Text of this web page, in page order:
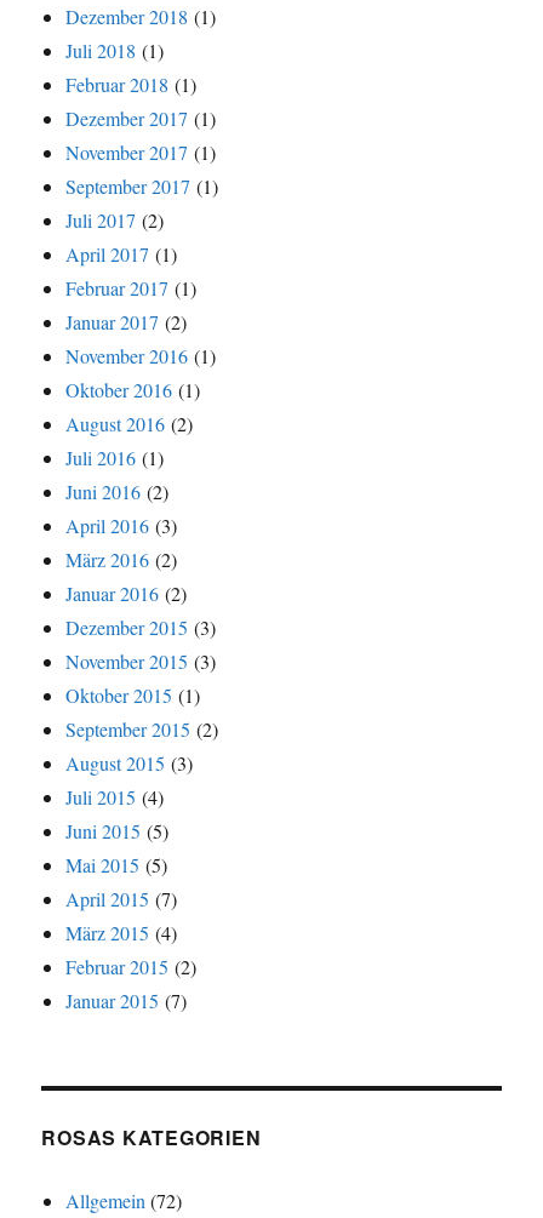
Dezember 2018 (1)
Juli 2018 (1)
Februar 2018 (1)
Dezember 2017 (1)
November 2017 (1)
September 2017 (1)
Juli 2017 (2)
April 2017 (1)
Februar 2017 (1)
Januar 2017 (2)
November 2016 (1)
Oktober 2016 (1)
August 2016 (2)
Juli 2016 (1)
Juni 2016 (2)
April 2016 (3)
März 2016 (2)
Januar 2016 (2)
Dezember 2015 (3)
November 2015 (3)
Oktober 2015 (1)
September 2015 (2)
August 2015 (3)
Juli 2015 (4)
Juni 2015 (5)
Mai 2015 (5)
April 2015 (7)
März 2015 (4)
Februar 2015 (2)
Januar 2015 (7)
ROSAS KATEGORIEN
Allgemein(72)